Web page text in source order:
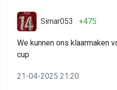
Simar053 +475
We kunnen ons klaarmaken
cup
21-04-2025 21:20